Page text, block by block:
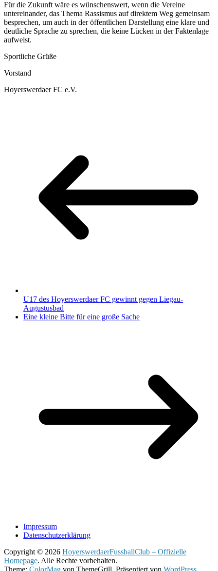
Für die Zukunft wäre es wünschenswert, wenn die Vereine
untereinander, das Thema Rassismus auf direktem Weg gemeinsam
besprechen, um auch in der öffentlichen Darstellung eine klare und
deutliche Sprache zu sprechen, die keine Lücken in der Faktenlage
aufweist.
Sportliche Grüße
Vorstand
Hoyerswerdaer FC e.V.
U17 des Hoyerswerdaer FC gewinnt gegen Liegau-
Augustusbad
Eine kleine Bitte für eine große Sache
Impressum
Datenschutzerklärung
Copyright © 2026 HoyerswerdaerFussballClub – Offizielle
Homepage. Alle Rechte vorbehalten.